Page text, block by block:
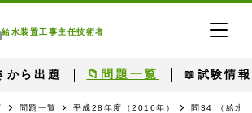
給水装置工事主任技術者
から出題 📁問題一覧 📖試験情報
問題一覧 平成28年度（2016年） 問34 （給水